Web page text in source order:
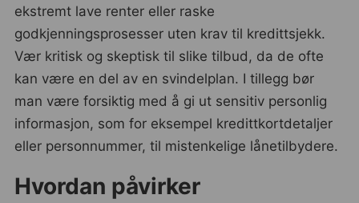
ekstremt lave renter eller raske
godkjenningsprosesser uten krav til kredittsjekk.
Vær kritisk og skeptisk til slike tilbud, da de ofte
kan være en del av en svindelplan. I tillegg bør
man være forsiktig med å gi ut sensitiv personlig
informasjon, som for eksempel kredittkortdetaljer
eller personnummer, til mistenkelige lånetilbydere.
Hvordan påvirker